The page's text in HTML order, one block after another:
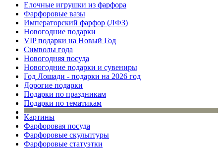
Елочные игрушки из фарфора
Фарфоровые вазы
Императорский фарфор (ЛФЗ)
Новогодние подарки
VIP подарки на Новый Год
Символы года
Новогодняя посуда
Новогодние подарки и сувениры
Год Лошади - подарки на 2026 год
Дорогие подарки
Подарки по праздникам
Подарки по тематикам
Картины
Фарфоровая посуда
Фарфоровые скульптуры
Фарфоровые статуэтки